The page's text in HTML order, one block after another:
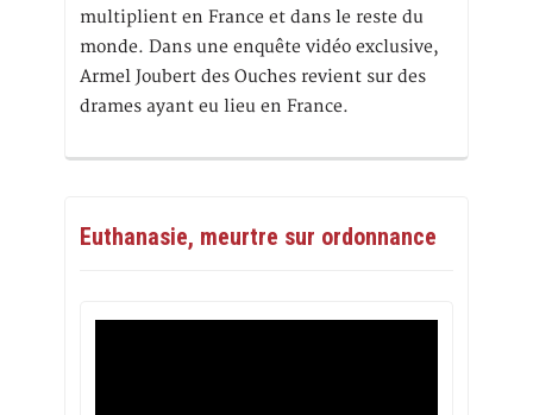
multiplient en France et dans le reste du
monde. Dans une enquête vidéo exclusive,
Armel Joubert des Ouches revient sur des
drames ayant eu lieu en France.
Euthanasie, meurtre sur ordonnance